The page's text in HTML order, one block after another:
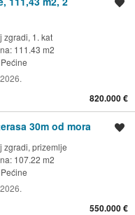
zgradi, 1. kat
111.43 m2
820.000 €
30m od mora
zgradi, prizemlje
107.22 m2
550.000 €